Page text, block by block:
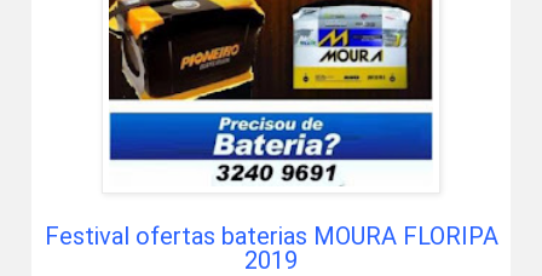
Festival ofertas baterias MOURA FLORIPA
2019